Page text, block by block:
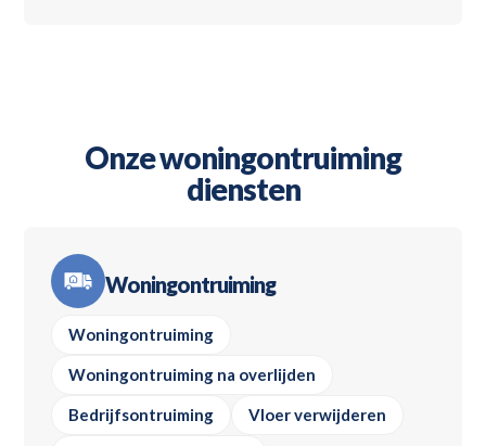
Onze woningontruiming
diensten
Woningontruiming
Woningontruiming
Woningontruiming na overlijden
Bedrijfsontruiming Vloer verwijderen